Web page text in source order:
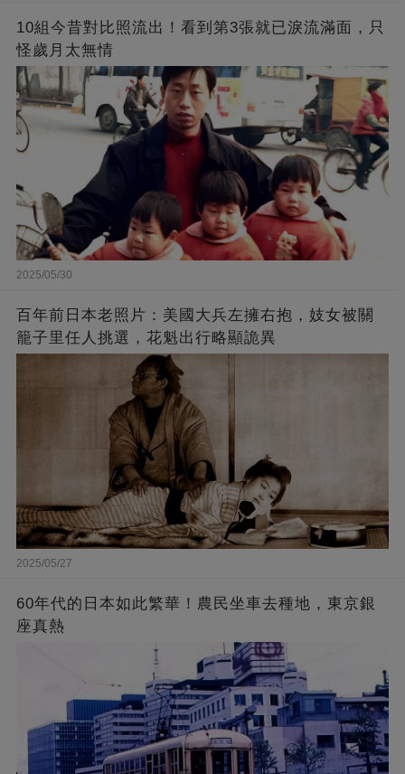
10組今昔對比照流出！看到第3張就已淚流滿面，只
怪歲月太無情
2025/05/30
百年前日本老照片：美國大兵左擁右抱，妓女被關
籠子里任人挑選，花魁出行略顯詭異
2025/05/27
60年代的日本如此繁華！農民坐車去種地，東京銀
座真熱